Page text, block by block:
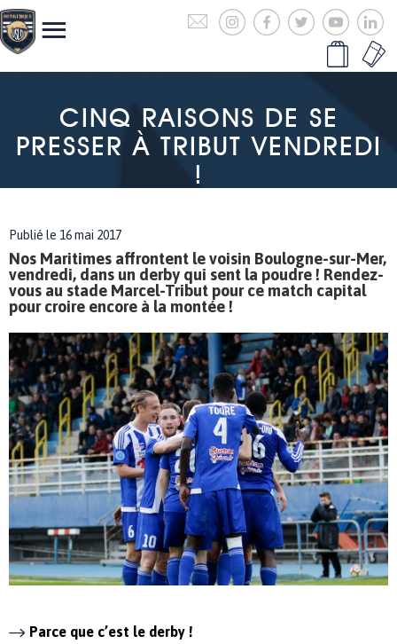
CINQ RAISONS DE SE
PRESSER À TRIBUT VENDREDI
!
Publié le 16 mai 2017
Nos Maritimes affrontent le voisin Boulogne-sur-Mer,
vendredi, dans un derby qui sent la poudre ! Rendez-
vous au stade Marcel-Tribut pour ce match capital
pour croire encore à la montée !
Parce que c’est le derby !